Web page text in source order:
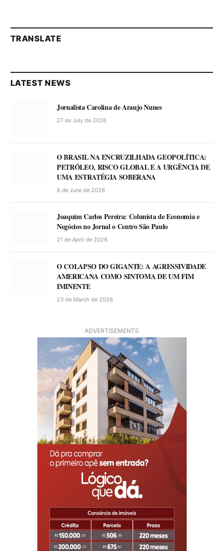
TRANSLATE
LATEST NEWS
Jornalista Carolina de Araujo Nunes
27 de July de 2026
O BRASIL NA ENCRUZILHADA GEOPOLÍTICA:
PETRÓLEO, RISCO GLOBAL E A URGÊNCIA DE
UMA ESTRATÉGIA SOBERANA
8 de June de 2026
Joaquim Carlos Pereira: Colunista de Economia e
Negócios no Jornal o Centro São Paulo
21 de April de 2026
O COLAPSO DO GIGANTE: A AGRESSIVIDADE
AMERICANA COMO SINTOMA DE UM FIM
IMINENTE
23 de March de 2026
ADVERTISEMENTS